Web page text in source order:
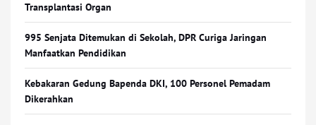
Transplantasi Organ
995 Senjata Ditemukan di Sekolah, DPR Curiga Jaringan
Manfaatkan Pendidikan
Kebakaran Gedung Bapenda DKI, 100 Personel Pemadam
Dikerahkan